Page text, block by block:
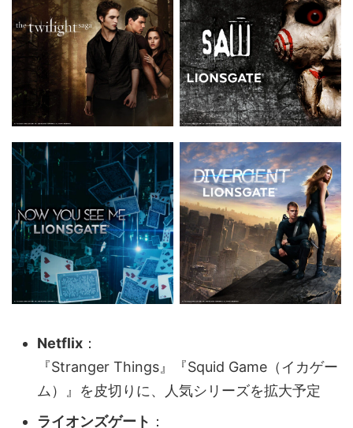
Netflix ：
『Stranger Things』『Squid Game（イカゲー
ム）』を皮切りに、人気シリーズを拡大予定
ライオンズゲート ：